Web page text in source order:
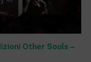
Other Souls –